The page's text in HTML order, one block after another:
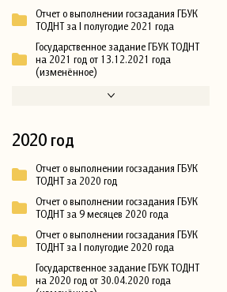
Отчет о выполнении госзадания ГБУК
ТОДНТ за I полугодие 2021 года
Государственное задание ГБУК ТОДНТ
на 2021 год от 13.12.2021 года
(изменённое)
2020 год
Отчет о выполнении госзадания ГБУК
ТОДНТ за 2020 год
Отчет о выполнении госзадания ГБУК
ТОДНТ за 9 месяцев 2020 года
Отчет о выполнении госзадания ГБУК
ТОДНТ за I полугодие 2020 года
Государственное задание ГБУК ТОДНТ
на 2020 год от 30.04.2020 года